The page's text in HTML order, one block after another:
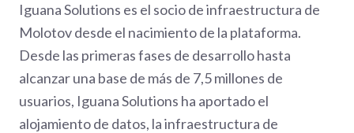
Iguana Solutions es el socio de infraestructura de
Molotov desde el nacimiento de la plataforma.
Desde las primeras fases de desarrollo hasta
alcanzar una base de más de 7,5 millones de
usuarios, Iguana Solutions ha aportado el
alojamiento de datos, la infraestructura de